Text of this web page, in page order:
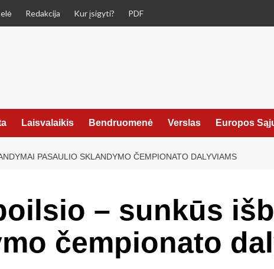
Redakcija Kur įsigyti? PDF
Laisvalaikis Bendruomenė Verslas Europos
PASAULIO SKLANDYMO ČEMPIONATO DALYVIAMS
– sunkūs
čempionato